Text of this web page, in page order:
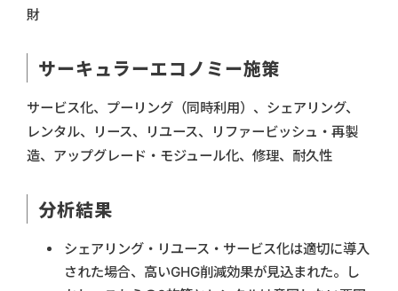
財
サーキュラーエコノミー施策
サービス化、プーリング（同時利用）、シェアリング、
レンタル、リース、リユース、リファービッシュ・再製
造、アップグレード・モジュール化、修理、耐久性
分析結果
シェアリング・リユース・サービス化は適切に導入
された場合、高いGHG削減効果が見込まれた。し